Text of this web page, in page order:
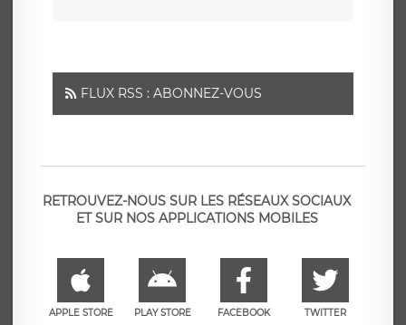
FLUX RSS : ABONNEZ-VOUS
RETROUVEZ-NOUS SUR LES RÉSEAUX SOCIAUX
ET SUR NOS APPLICATIONS MOBILES
APPLE STORE PLAY STORE FACEBOOK TWITTER